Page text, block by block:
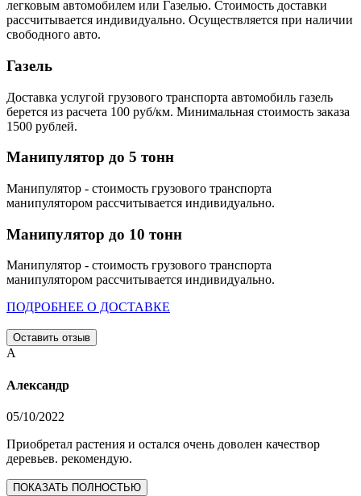
легковым автомобилем или Газелью. Стоимость доставки
рассчитывается индивидуально. Осуществляется при наличии
свободного авто.
Газель
Доставка услугой грузового транспорта автомобиль газель
берется из расчета 100 руб/км. Минимальная стоимость заказа
1500 рублей.
Манипулятор до 5 тонн
Манипулятор - стоимость грузового транспорта
манипулятором рассчитывается индивидуально.
Манипулятор до 10 тонн
Манипулятор - стоимость грузового транспорта
манипулятором рассчитывается индивидуально.
ПОДРОБНЕЕ О ДОСТАВКЕ
Оставить отзыв
А
Александр
05/10/2022
Приобретал растения и остался очень доволен качествор
деревьев. рекомендую.
ПОКАЗАТЬ ПОЛНОСТЬЮ